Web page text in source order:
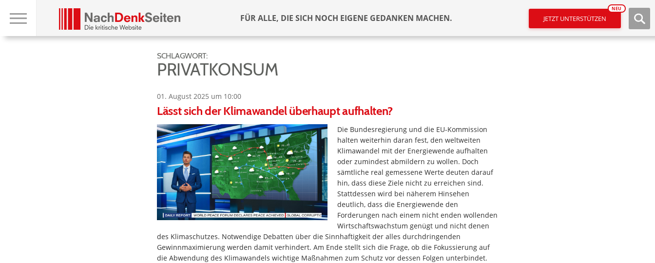
FÜR ALLE, DIE SICH NOCH EIGENE GEDANKEN MACHEN. JETZT UNTERSTÜTZEN
NEU
SCHLAGWORT:
PRIVATKONSUM
01. August 2025 um 10:00
Lässt sich der Klimawandel überhaupt aufhalten?
Die Bundesregierung und die EU-Kommission
halten weiterhin daran fest, den weltweiten
Klimawandel mit der Energiewende aufhalten
oder zumindest abmildern zu wollen. Doch
sämtliche real gemessene Werte deuten darauf
hin, dass diese Ziele nicht zu erreichen sind.
Stattdessen wird bei näherem Hinsehen
deutlich, dass die Energiewende den
Forderungen nach einem nicht enden wollenden
Wirtschaftswachstum genügt und nicht denen
des Klimaschutzes. Notwendige Debatten über die Sinnhaftigkeit der alles durchdringenden
Gewinnmaximierung werden damit verhindert. Am Ende stellt sich die Frage, ob die Fokussierung auf
die Abwendung des Klimawandels wichtige Maßnahmen zum Schutz vor dessen Folgen unterbindet.